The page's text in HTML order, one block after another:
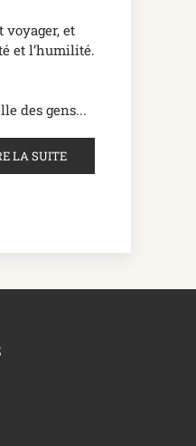
voyager, et
et l’humilité.
des gens...
LA SUITE